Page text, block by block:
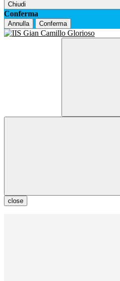
Chiudi
Conferma
Annulla Conferma
close